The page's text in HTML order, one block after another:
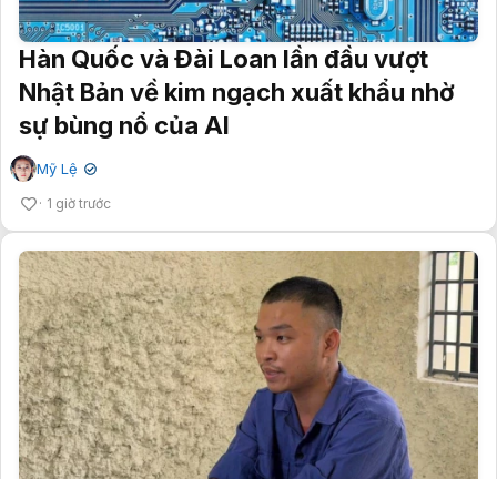
Hàn Quốc và Đài Loan lần đầu vượt
Nhật Bản về kim ngạch xuất khẩu nhờ
sự bùng nổ của AI
Mỹ Lệ ✔
1 giờ trước